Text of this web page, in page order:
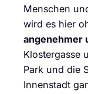
Menschen
wird es hier
angenehmer
Klostergasse
Park und die
Innenstadt